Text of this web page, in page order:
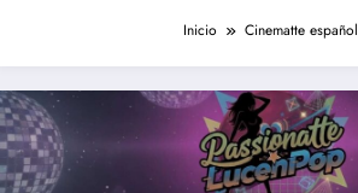
Inicio Cinematte español